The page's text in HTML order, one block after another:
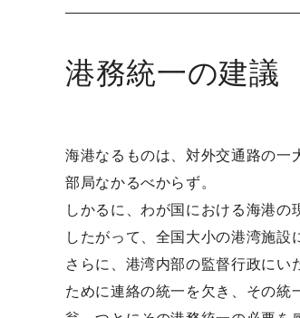
港務統一の建議
海港なるものは、対外交通路の一
部局なかるべからず。
しかるに、わが国における海港の
したがって、全国大小の港湾施設
さらに、港湾内部の監督行政にい
ために連絡の統一を欠き、その統